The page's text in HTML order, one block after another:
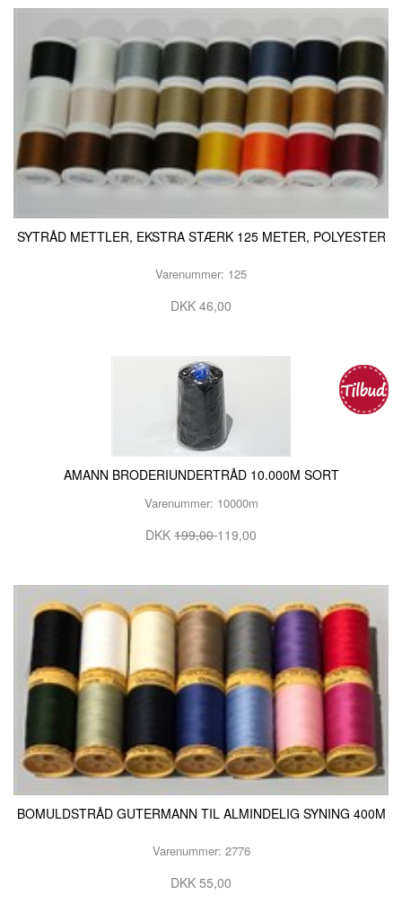
SYTRÅD METTLER, EKSTRA STÆRK 125 METER, POLYESTER
Varenummer: 125
DKK 46,00
AMANN BRODERIUNDERTRÅD 10.000M SORT
Varenummer: 10000m
DKK 199,00119,00
BOMULDSTRÅD GUTERMANN TIL ALMINDELIG SYNING 400M
Varenummer: 2776
DKK 55,00